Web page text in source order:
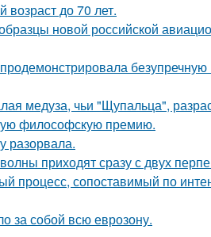
возраст до 70 лет.
новой российской
медуза, чьи "Щупальца",
философскую премию.
разорвала.
приходят сразу с двух
процесс, сопоставимый по
за собой всю еврозону.